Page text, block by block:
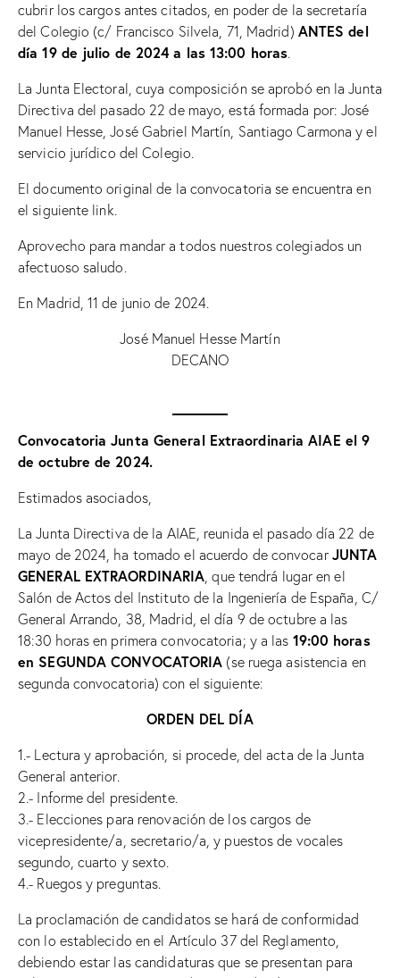
cubrir los cargos antes citados, en poder de la secretaría
del Colegio (c/ Francisco Silvela, 71, Madrid) ANTES del
día 19 de julio de 2024 a las 13:00 horas.
La Junta Electoral, cuya composición se aprobó en la Junta
Directiva del pasado 22 de mayo, está formada por: José
Manuel Hesse, José Gabriel Martín, Santiago Carmona y el
servicio jurídico del Colegio.
El documento original de la convocatoria se encuentraen
el siguiente link.
Aprovecho para mandar a todos nuestros colegiados un
afectuoso saludo.
En Madrid, 11 de junio de 2024.
José Manuel Hesse Martín
DECANO
Convocatoria Junta General Extraordinaria AIAE el 9
de octubre de 2024.
Estimados asociados,
La Junta Directiva de la AIAE, reunida el pasado día 22 de
mayo de 2024, ha tomado el acuerdo de convocar JUNTA
GENERAL EXTRAORDINARIA, que tendrá lugar en el
Salón de Actos del Instituto de la Ingeniería de España, C/
General Arrando, 38, Madrid, el día 9 de octubre a las
18:30 horas en primera convocatoria; y a las 19:00 horas
en SEGUNDA CONVOCATORIA (se ruega asistencia en
segunda convocatoria) con el siguiente:
ORDEN DEL DÍA
1.- Lectura y aprobación, si procede, del acta de la Junta
General anterior.
2.- Informe del presidente.
3.- Elecciones para renovación de los cargos de
vicepresidente/a, secretario/a, y puestos de vocales
segundo, cuarto y sexto.
4.- Ruegos y preguntas.
La proclamación de candidatos se hará de conformidad
con lo establecido en el Artículo 37 del Reglamento,
debiendo estar las candidaturas que se presentan para